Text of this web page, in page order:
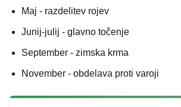
Maj - razdelitev rojev
Junij-julij - glavno točenje
September - zimska krma
November - obdelava proti varoji